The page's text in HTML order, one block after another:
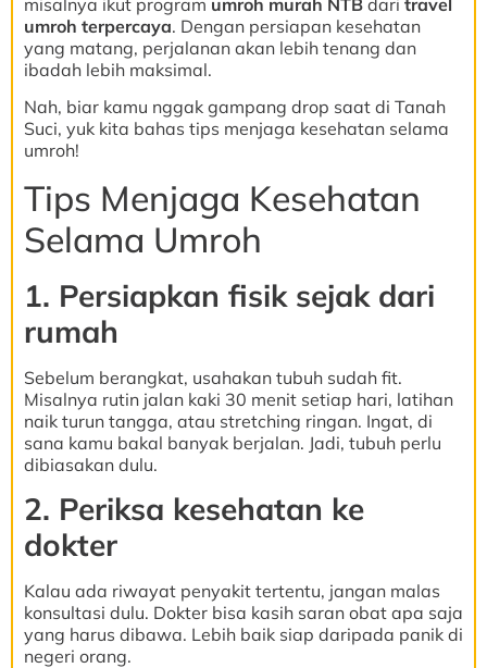
umroh terpercaya. Dengan persiapan kesehatan
yang matang, perjalanan akan lebih tenang dan
ibadah lebih maksimal.
Nah, biar kamu nggak gampang drop saat di Tanah
Suci, yuk kita bahas tips menjaga kesehatan selama
umroh!
Tips Menjaga Kesehatan
Selama Umroh
1. Persiapkan fisik sejak dari
rumah
Sebelum berangkat, usahakan tubuh sudah fit.
Misalnya rutin jalan kaki 30 menit setiap hari, latihan
naik turun tangga, atau stretching ringan. Ingat, di
sana kamu bakal banyak berjalan. Jadi, tubuh perlu
dibiasakan dulu.
2. Periksa kesehatan ke
dokter
Kalau ada riwayat penyakit tertentu, jangan malas
konsultasi dulu. Dokter bisa kasih saran obat apa saja
yang harus dibawa. Lebih baik siap daripada panik di
negeri orang.